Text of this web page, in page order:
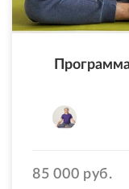
85 000 руб.